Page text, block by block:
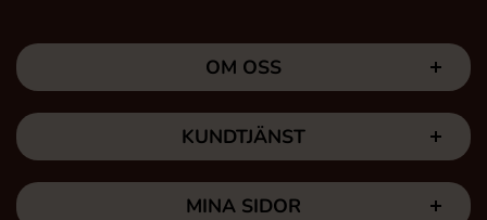
OM OSS
KUNDTJÄNST
MINA SIDOR